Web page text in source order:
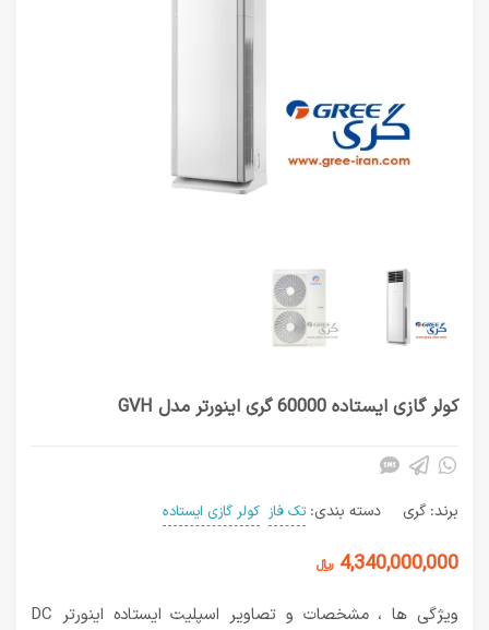
کولر گازی ایستاده 60000 گری اینورتر مدل GVH
برند: گری دسته بندی: تک فاز کولر گازی ایستاده
4,340,000,000 ﷼
ویژگی ها ، مشخصات و تصاویر اسپلیت ایستاده اینورتر DC